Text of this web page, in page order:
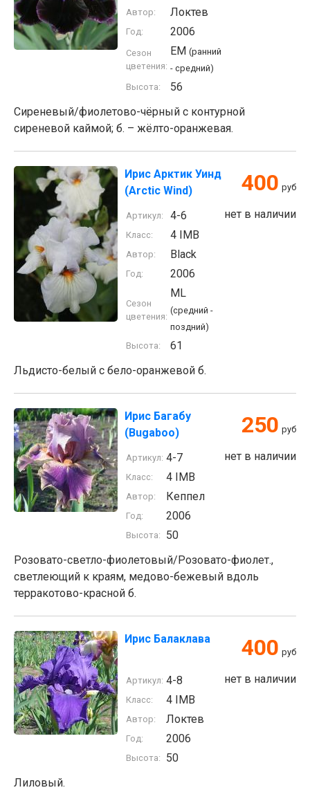
Автор: Локтев
Год: 2006
Сезон
цветения:
EM (ранний
- средний)
Высота:
56
Сиреневый/фиолетово-чёрный с контурной
сиреневой каймой; б. – жёлто-оранжевая.
Ирис Арктик Уинд
(Arctic Wind)
400 руб
нет в наличии
Артикул: 4-6
Класс: 4 IMB
Автор: Black
Год: 2006
Сезон
цветения:
ML
(средний -
поздний)
Высота:
61
Льдисто-белый с бело-оранжевой б.
Ирис Багабу
(Bugaboo)
250 руб
нет в наличии
Артикул: 4-7
Класс: 4 IMB
Автор: Кеппел
Год: 2006
Высота:
50
Розовато-светло-фиолетовый/Розовато-фиолет.,
светлеющий к краям, медово-бежевый вдоль
терракотово-красной б.
Ирис Балаклава 400 руб
нет в наличии
Артикул: 4-8
Класс: 4 IMB
Автор: Локтев
Год: 2006
Высота:
50
Лиловый.